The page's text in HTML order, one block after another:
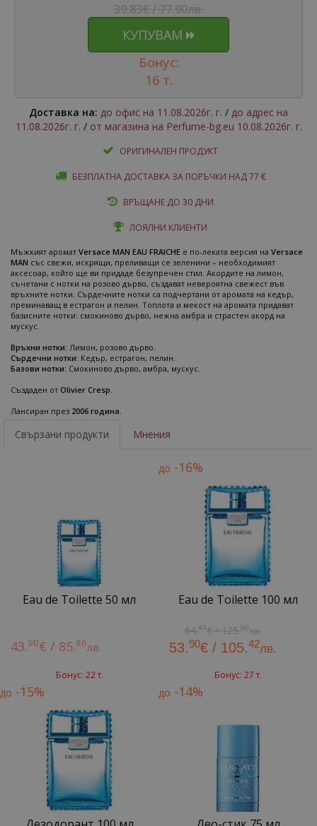
39.83€ / 77.90лв.
КУПУВАМ
Бонус:
16 т.
Доставка на: до офис на 11.08.2026г. г. / до адрес на
11.08.2026г. г. / от магазина на Perfume-bg.eu 10.08.2026г. г.
ОРИГИНАЛЕН ПРОДУКТ
БЕЗПЛАТНА ДОСТАВКА ЗА ПОРЪЧКИ НАД 77 €
ВРЪЩАНЕ ДО 30 ДНИ
ЛОЯЛНИ КЛИЕНТИ
Мъжкият аромат Versace MAN EAU FRAICHE е по-леката версия на Versace
MAN със свежи, искрящи, преливащи се зеленини – необходимият
аксесоар, който ще ви придаде безупречен стил. Акордите на лимон,
съчетани с нотки на розово дърво, създават невероятна свежест във
връхните нотки. Сърдечните нотки са подчертани от аромата на кедър,
преминаващ в естрагон и пелин. Топлота и мекост на аромата придават
базисните нотки: смокиново дърво, нежна амбра и страстен акорд на
мускус.
Връхни нотки: Лимон, розово дърво.
Сърдечни нотки: Кедър, естрагон, пелин.
Базови нотки: Смокиново дърво, амбра, мускус.
Създаден от Olivier Cresp.
Лансиран през 2006 година.
Свързани продукти Мнения
Eau de Toilette 50 мл
43.90€ / 85.86лв.
Бонус: 22 т.
до -16%
Eau de Toilette 100 мл
64.37€ / 125.90лв.
53.90€ / 105.42лв.
Бонус: 27 т.
до -15% до -14%